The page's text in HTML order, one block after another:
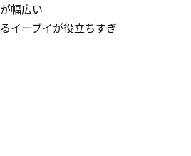
幅広い
イーブイが役立ちすぎ